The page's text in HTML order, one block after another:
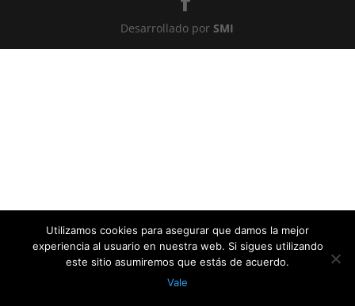
Desarrollado porSMI
Utilizamos cookies para asegurar que damos la mejor
experiencia al usuario en nuestra web. Si sigues utilizando
este sitio asumiremos que estás de acuerdo.
Vale